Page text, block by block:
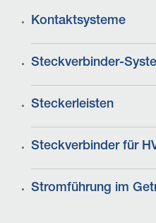
Kontaktsysteme
Steckverbinder-
Steckerleisten
Steckverbinder für
Stromführung im